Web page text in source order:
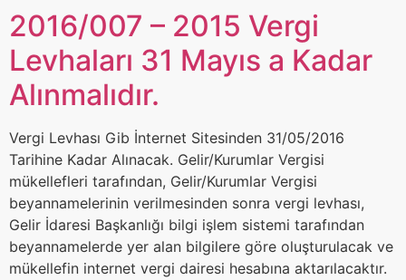
2016/007 – 2015 Vergi
Levhaları 31 Mayıs a Kadar
Alınmalıdır.
Vergi Levhası Gib İnternet Sitesinden 31/05/2016
Tarihine Kadar Alınacak. Gelir/Kurumlar Vergisi
mükellefleri tarafından, Gelir/Kurumlar Vergisi
beyannamelerinin verilmesinden sonra vergi levhası,
Gelir İdaresi Başkanlığı bilgi işlem sistemi tarafından
beyannamelerde yer alan bilgilere göre oluşturulacak ve
mükellefin internet vergi dairesi hesabına aktarılacaktır.